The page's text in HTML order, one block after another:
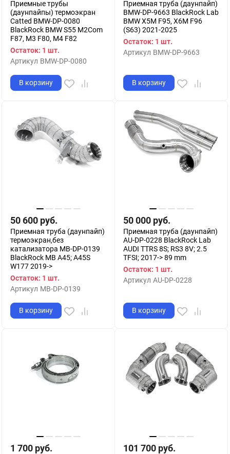
Приемные трубы
(даунпайпы) термоэкран
Catted BMW-DP-0080
BlackRock BMW S55 M2Com
F87, M3 F80, M4 F82
Остаток: 1 шт.
Артикул BMW-DP-0080
В корзину
Приемная труба (даунпайп)
BMW-DP-9663 BlackRock Lab
BMW X5M F95, X6M F96
(S63) 2021-2025
Остаток: 1 шт.
Артикул BMW-DP-9663
В корзину
50 600 руб.
Приемная труба (даунпайп)
термоэкран,без
катализатора MB-DP-0139
BlackRock MB A45; A45S
W177 2019->
Остаток: 1 шт.
Артикул MB-DP-0139
В корзину
50 000 руб.
Приемная труба (даунпайп)
AU-DP-0228 BlackRock Lab
AUDI TTRS 8S; RS3 8V; 2.5
TFSI; 2017-> 89 mm
Остаток: 1 шт.
Артикул AU-DP-0228
В корзину
1 700 руб. 101 700 руб.